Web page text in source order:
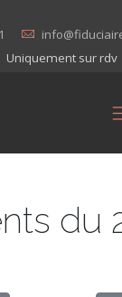
Uniquement sur rdv
du